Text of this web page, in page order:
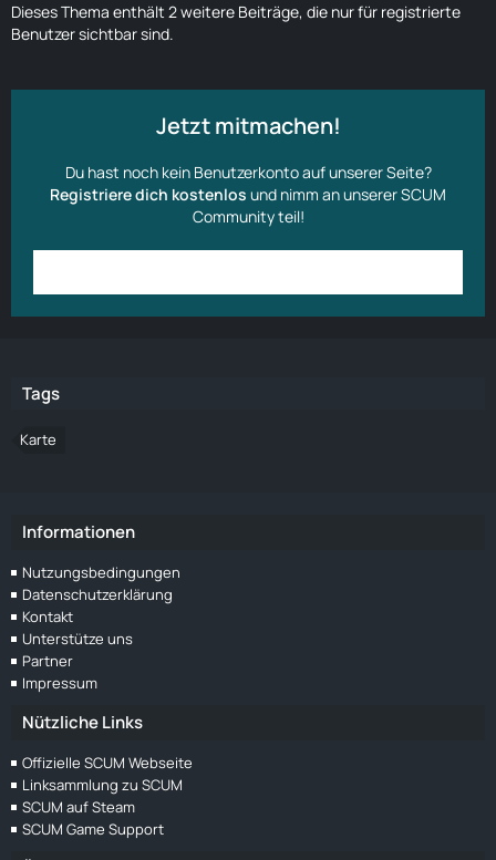
Dieses Thema enthält 2 weitere Beiträge, die nur für registrierte
Benutzer sichtbar sind.
Jetzt mitmachen!
Du hast noch kein Benutzerkonto auf unserer Seite?
Registriere dich kostenlos und nimm an unserer SCUM
Community teil!
Tags
Karte
Informationen
Nutzungsbedingungen
Datenschutzerklärung
Kontakt
Unterstütze uns
Partner
Impressum
Nützliche Links
Offizielle SCUM Webseite
Linksammlung zu SCUM
SCUM auf Steam
SCUM Game Support